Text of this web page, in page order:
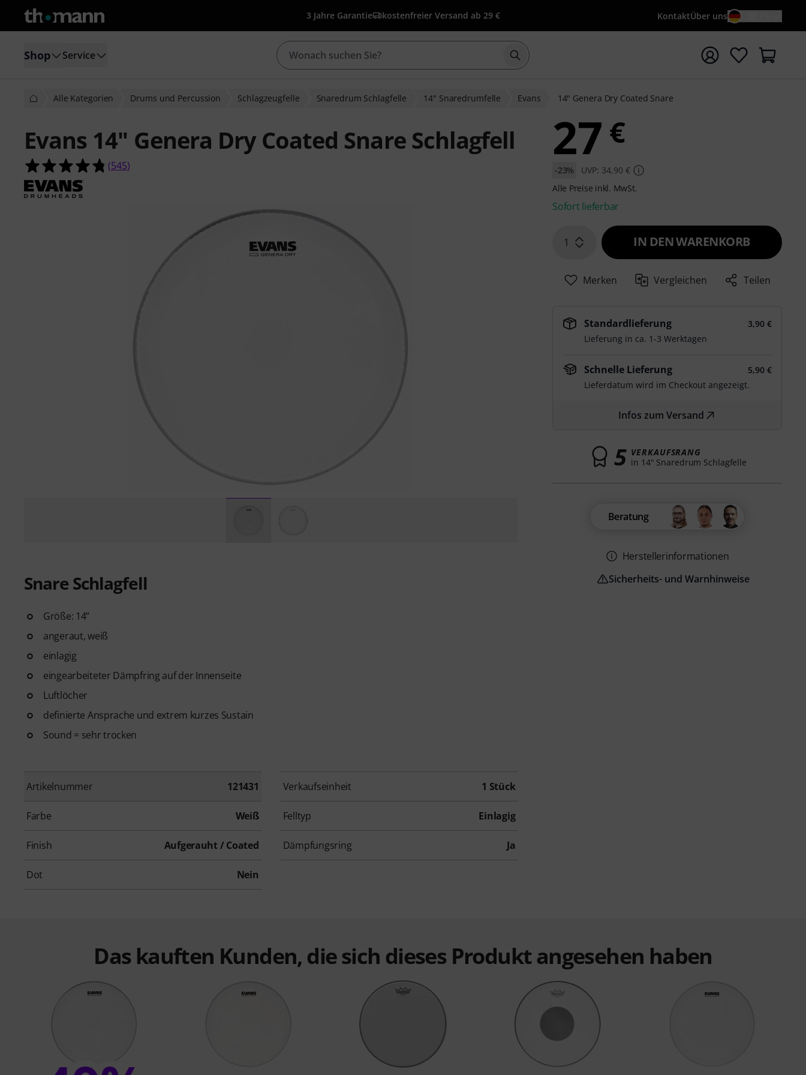
3 Jahre Garantie kostenfreier Versand ab 29 € KontaktÜber uns
Shop Service Suche mit Suchwort {searchTerm} starten
Alle Kategorien Drums und Percussion Schlagzeugfelle Snaredrum Schlagfelle 14" Snaredrumfelle Evans 14" Genera Dry Coated Snare
Evans 14" Genera Dry Coated Snare Schlagfell
4.8 von 5 Sternen aus 545 Kundenbewertungen
(545)
Snare Schlagfell
Größe: 14”
angeraut, weiß
einlagig
eingearbeiteter Dämpfring auf der Innenseite
Luftlöcher
definierte Ansprache und extrem kurzes Sustain
Sound = sehr trocken
Artikelnummer 121431 Verkaufseinheit 1 Stück
Farbe Weiß Felltyp Einlagig
Finish Aufgerauht / Coated Dämpfungsring Ja
Dot Nein
27 €
-23%
UVP: 34,90 €
Alle Preise inkl. MwSt.
Sofort lieferbar
1 IN DEN WARENKORB
Merken Vergleichen Teilen
Standardlieferung
3,90 €
Lieferung in ca. 1-3 Werktagen
Schnelle Lieferung
5,90 €
Lieferdatum wird im Checkout angezeigt.
Infos zum Versand
5 VERKAUFSRANG
in 14" Snaredrum Schlagfelle
Beratung
Herstellerinformationen
Sicherheits- und Warnhinweise
Das kauften Kunden, die sich dieses Produkt angesehen haben